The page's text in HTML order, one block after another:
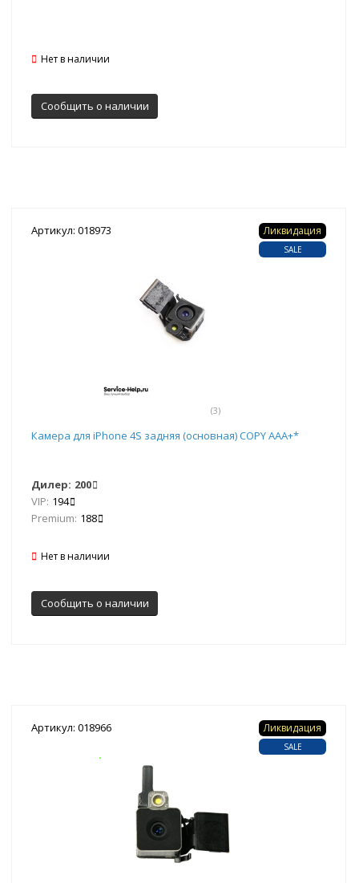
Нет в наличии
Сообщить о наличии
Артикул: 018973
(3)
Ликвидация
SALE
Камера для iPhone 4S задняя (основная) COPY ААА+*
Дилер: 200
VIP: 194
Premium: 188
Нет в наличии
Сообщить о наличии
Артикул: 018966 Ликвидация
SALE